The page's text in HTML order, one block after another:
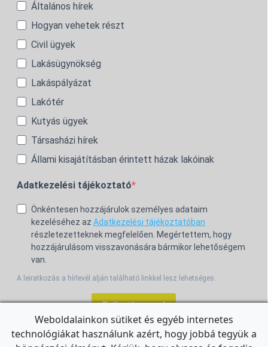
Általános hírek
Hogyan vehetek részt
Civil ügyek
Lakásügynökség
Lakáspályázat
Lakótér
Kutyás ügyek
Társasházi hírek
Állami kisajátításban érintett házak lakóinak
Adatkezelési tájékoztató
Önkéntesen hozzájárulok személyes adataim
kezeléséhez az Adatkezelési tájékoztatóban
részletezetteknek megfelelően. Megértettem, hogy
hozzájárulásom visszavonására bármikor lehetőségem
van.
A leiratkozás a hírlevél alján található linkkel lesz lehetséges.
Feliratkozom!
Weboldalainkon sütiket és egyéb internetes
technológiákat használunk azért, hogy jobbá tegyük a